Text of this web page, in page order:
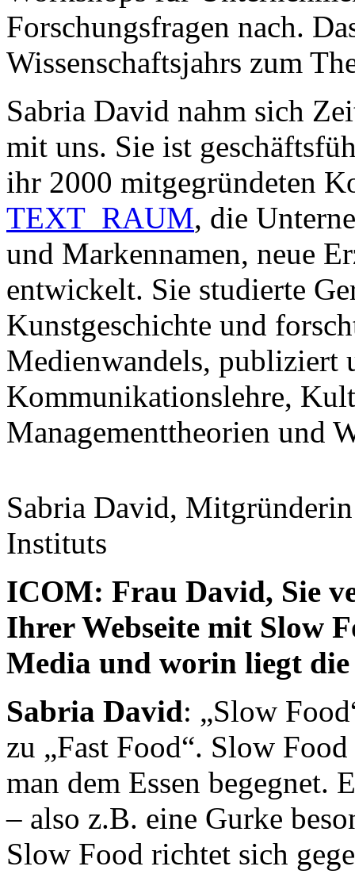
Forschungsfragen nach.
Wissenschaftsjahrs zum
Sabria David nahm sich
mit uns. Sie ist
ihr 2000 mitgegründeten
TEXT_RAUM, die
und Markennamen, neue
entwickelt. Sie studierte
Kunstgeschichte und
Medienwandels, publiziert
Kommunikationslehre,
Managementtheorien und
Sabria David,
Instituts
ICOM: Frau David, Sie
Ihrer Webseite mit Slow
Media und worin liegt die
Sabria David: „Slow
zu „Fast Food“. Slow
man dem Essen begegnet.
– also z.B. eine Gurke
Slow Food richtet sich